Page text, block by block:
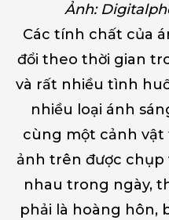
Ảnh:
Các tính chất của
đổi theo thời gian
và rất nhiều tình
nhiều loại ánh
cùng một cảnh
ảnh trên được chụp
nhau trong ngày,
phải là hoàng hôn,